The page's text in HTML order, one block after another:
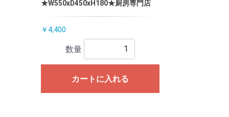
★W550xD450xH180★厨房専門店
￥4,400
数量
カートに入れる